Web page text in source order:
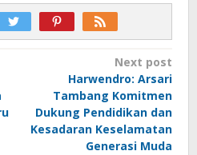
Next post
Harwendro: Arsari
Tambang Komitmen
Dukung Pendidikan dan
Kesadaran Keselamatan
Generasi Muda